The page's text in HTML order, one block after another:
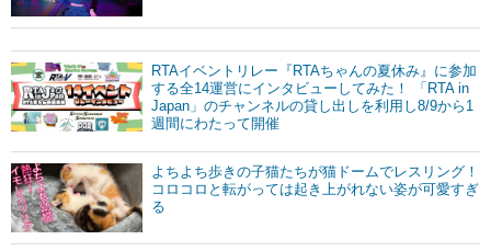
RTAイベントリレー『RTAちゃんの夏休み』に参加
する全14運営にインタビューしてみた！ 「RTA in
Japan」のチャンネルの貸し出しを利用し8/9から1
週間にわたって開催
よちよち歩きの子猫たちが猫ドームでレスリング！
コロコロと転がっては起き上がれない姿が可愛すぎ
る